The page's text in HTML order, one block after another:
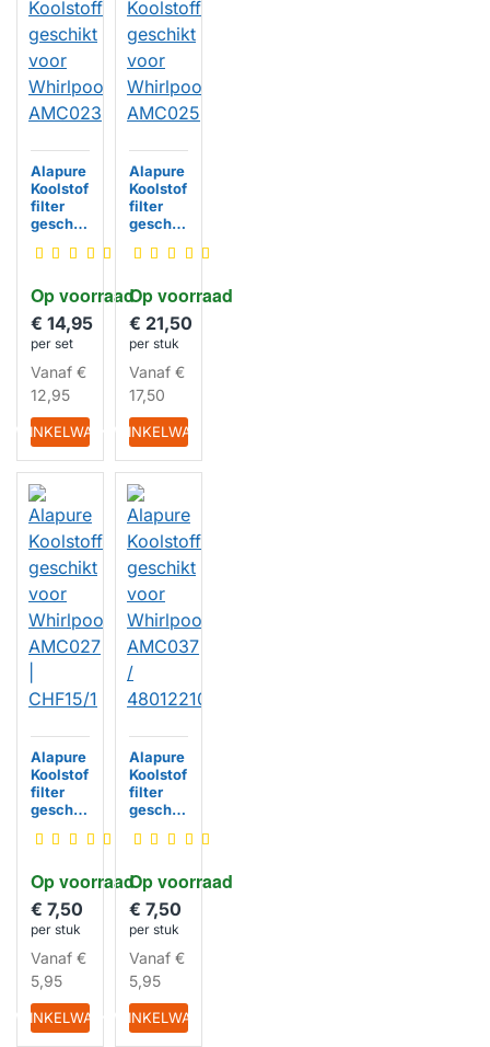
HUISMERK
Op voorraad
Alapure
Koolstof
filter
geschik
Whirlpo
AMC02
€ 14,95
per set
Vanaf €
12,95
WINKELWAGEN
HUISMERK
Op voorraad
Alapure
Koolstof
filter
geschik
Whirlpo
AMC02
€ 21,50
per stuk
Vanaf€
17,50
IN WINKELWAGEN
Op voorraad
Alapure
Koolstof
filter
geschik
Whirlpo
AMC02
7 |
CHF15/1
€ 7,50
per stuk
Vanaf €
5,95
WINKELWAGEN
Op voorraad
Alapure
Koolstof
filter
geschik
Whirlpo
AMC03
7 /
4801221
01262
€ 7,50
per stuk
Vanaf€
5,95
IN WINKELWAGEN